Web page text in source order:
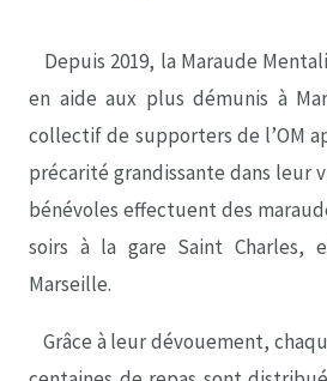
Depuis 2019, la Maraude
en aide aux plus démunis à
collectif de supporters de l’OM
précarité grandissante dans leur
bénévoles effectuent des
soirs à la gare Saint Charles,
Marseille.
Grâce à leur dévouement,